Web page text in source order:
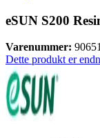
eSUN S200
Varenummer:
Dette produkt er